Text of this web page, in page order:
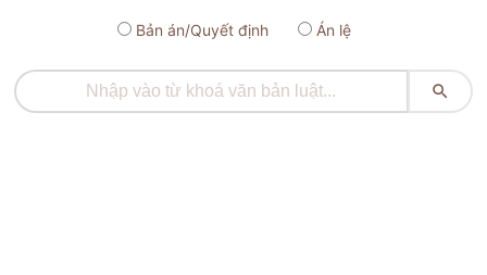
Bản án/Quyết định Án lệ
